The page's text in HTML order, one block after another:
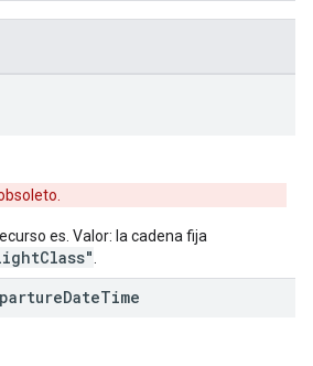
es. Valor: la cadena fija
DateTime